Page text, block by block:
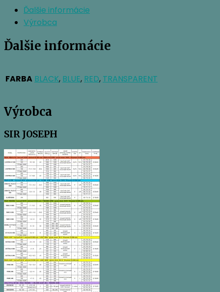
OPRAVUĎalšie informácie
Výrobca
Ďalšie informácie
FARBA BLACK, BLUE, RED, TRANSPARENT
Výrobca
SIR JOSEPH